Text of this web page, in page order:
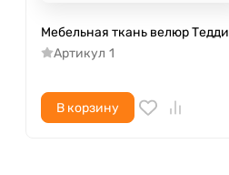
Мебельная ткань велюр Тедди
Артикул 1
В корзину